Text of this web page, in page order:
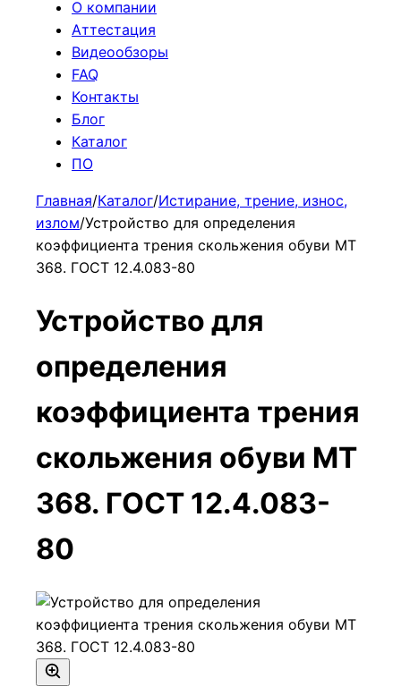
О компании
Аттестация
Видеообзоры
FAQ
Контакты
Блог
Каталог
ПО
Главная/Каталог/Истирание, трение, износ,
излом/Устройство для определения
коэффициента трения скольжения обуви МТ
368. ГОСТ 12.4.083-80
Устройство для
определения
коэффициента трения
скольжения обуви МТ
368. ГОСТ 12.4.083-
80